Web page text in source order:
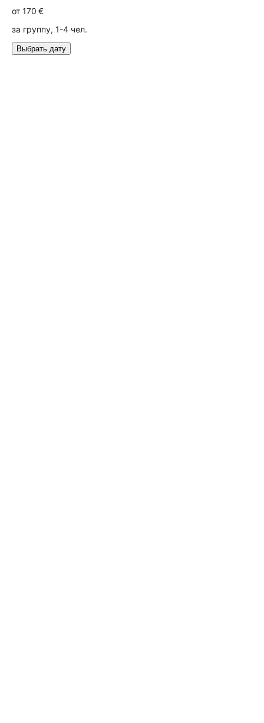
от 170 €
за группу, 1-4 чел.
Выбрать дату